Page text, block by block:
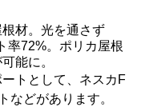
根材。光を通さず
率72%。ポリカ屋根
能に。
トとして、ネスカF
などがあります。